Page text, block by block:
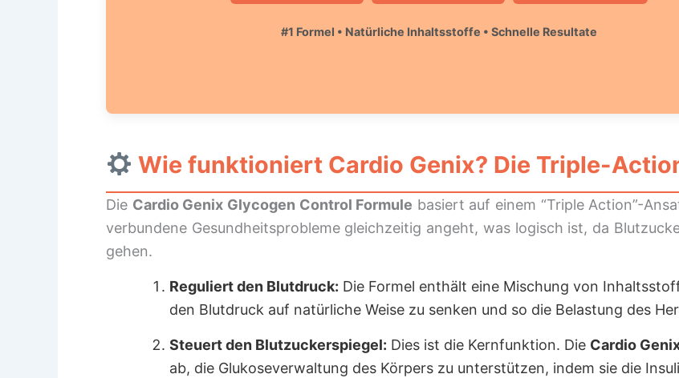
#1 Formel • Natürliche Inhaltsstoffe • Schnelle Resultate
Wie funktioniert Cardio Genix? Die Triple-
Die Cardio Genix Glycogen Control Formule basiert auf einem “Triple Action”-
verbundene Gesundheitsprobleme gleichzeitig angeht, was logisch ist, da
gehen.
Reguliert den Blutdruck: Die Formel enthält eine Mischung von
den Blutdruck auf natürliche Weise zu senken und so die Belastung des
Steuert den Blutzuckerspiegel: Dies ist die Kernfunktion. Die Cardio
ab, die Glukoseverwaltung des Körpers zu unterstützen, indem sie die